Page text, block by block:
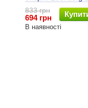
833 грн
694 грн
В наявності